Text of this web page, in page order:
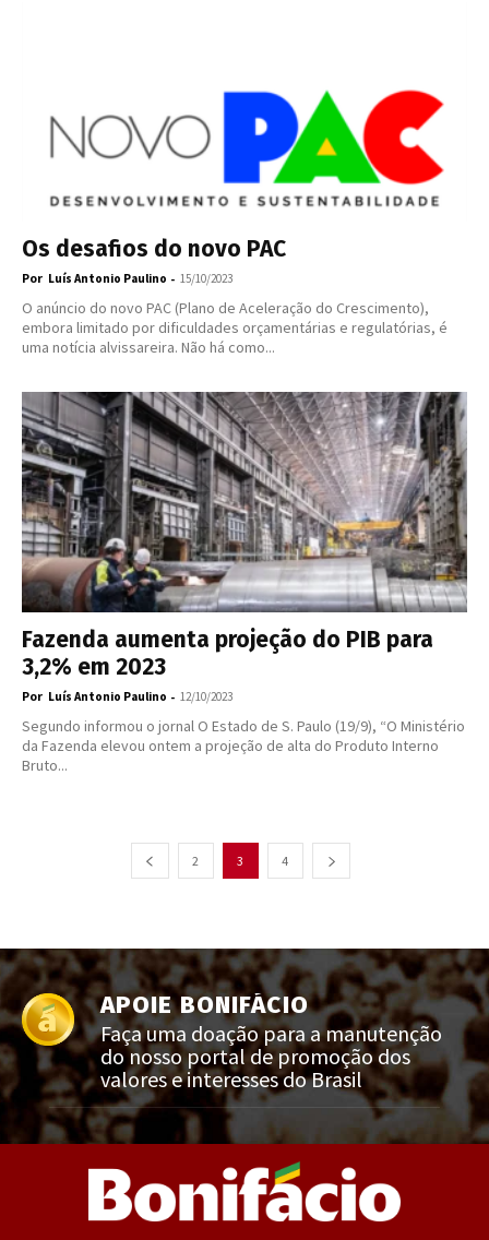
Os desafios do novo PAC
Por Luís Antonio Paulino - 15/10/2023
O anúncio do novo PAC (Plano de Aceleração do Crescimento),
embora limitado por dificuldades orçamentárias e regulatórias, é
uma notícia alvissareira. Não há como...
Fazenda aumenta projeção do PIB para
3,2% em 2023
Por Luís Antonio Paulino - 12/10/2023
Segundo informou o jornal O Estado de S. Paulo (19/9), “O Ministério
da Fazenda elevou ontem a projeção de alta do Produto Interno
Bruto...
2 3 4
APOIE BONIFÁCIO
Faça uma doação para a manutenção
do nosso portal de promoção dos
valores e interesses do Brasil